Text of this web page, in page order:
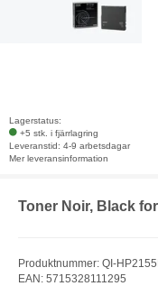
Lagerstatus:
+5 stk. i fjärrlagring
Leveranstid: 4-9 arbetsdagar
Mer leveransinformation
Toner Noir, Black
Produktnummer: QI-
EAN: 5715328111295